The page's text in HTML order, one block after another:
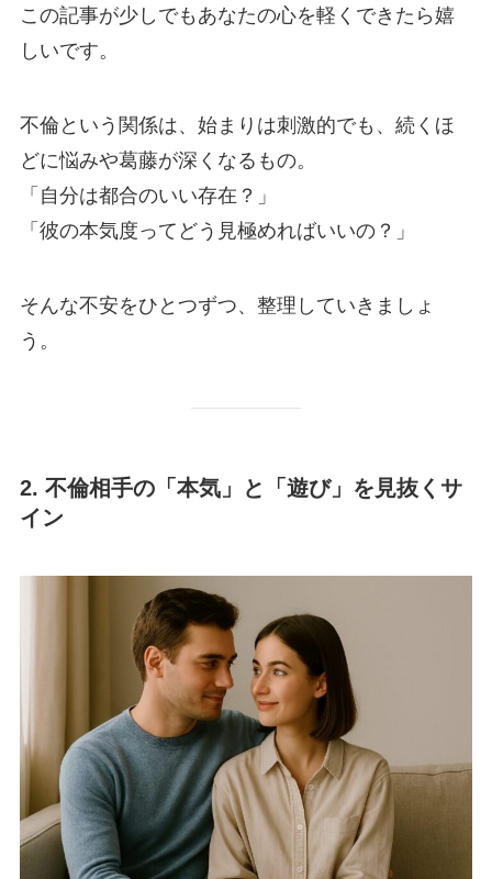
この記事が少しでもあなたの心を軽くできたら嬉
しいです。
不倫という関係は、始まりは刺激的でも、続くほ
どに悩みや葛藤が深くなるもの。
「自分は都合のいい存在？」
「彼の本気度ってどう見極めればいいの？」
そんな不安をひとつずつ、整理していきましょ
う。
2. 不倫相手の「本気」と「遊び」を見抜くサ
イン